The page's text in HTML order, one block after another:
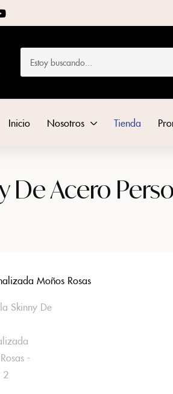
Inicio Nosotros Tienda
De Acero